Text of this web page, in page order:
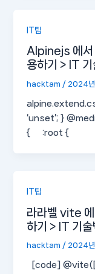
IT팁
Alpinejs 에
용하기 > IT 기
hacktam / 2024
‘unset’; }
{ :root {
IT팁
라라벨 vite
하기 > IT 기술
hacktam / 2024
[code]